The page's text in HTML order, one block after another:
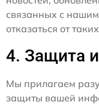
связанных с
отказаться от
4. Защита
Мы прилагаем
защиты вашей